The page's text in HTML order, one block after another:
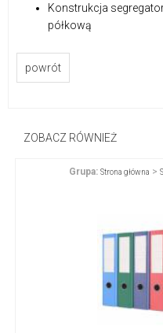
Konstrukcja
półkową
powrót
ZOBACZ RÓWNIEŻ
Grupa: Strona główna >